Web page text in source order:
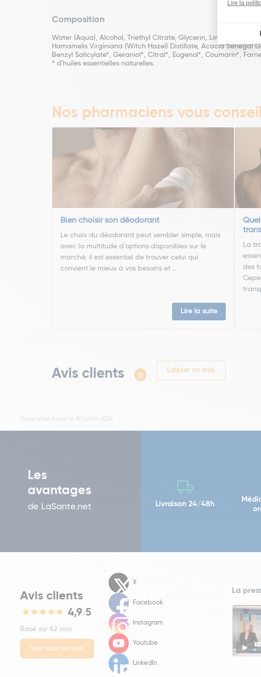
Composition
Water (Aqua), Alcohol, Triethyl Citrate, Glycerin, Limonene*,
Hamamelis Virginiana (Witch Hazel) Distillate, Acacia Senegal
Benzyl Salicylate*, Geraniol*, Citral*, Eugenol*, Coumarin*,
* d'huiles essentielles naturelles.
Nos pharmaciens vous
Bien choisir son déodorant
Le choix du déodorant peut sembler simple, mais
avec la multitude d'options disponibles sur le
marché, il est essentiel de trouver celui qui
convient le mieux à vos besoins et ...
Lire la suite
La
des
Avis clients 0
Laisser un avis
Page mise à jour le 30 juillet 2026
Les
avantages
de LaSante.net Livraison 24/48h
Avis clients
4,9/5
Basé sur 62 avis.
Voir tous les avis
X
Facebook
Instagram
Youtube
LinkedIn
La